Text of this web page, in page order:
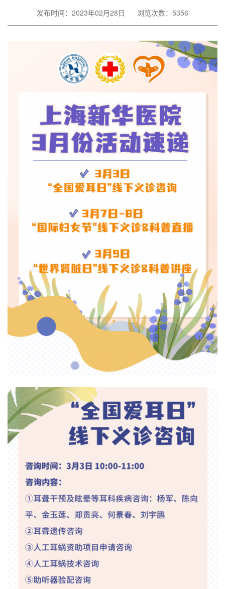
发布时间：2023年02月28日 浏览次数：5356